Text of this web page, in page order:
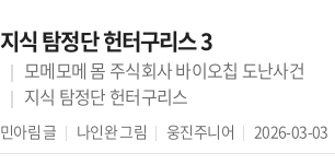
지식 탐정단 헌터구리스 3
모메모메 몸 주식회사 바이오칩 도난사건
지식 탐정단 헌터구리스
민아림 글 나인완그림 웅진주니어 2026-03-03